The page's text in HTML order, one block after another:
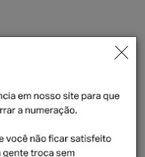
- Sapatos